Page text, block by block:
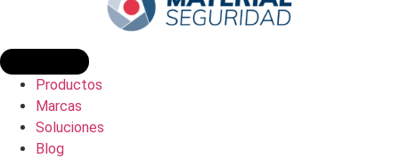
Productos
Marcas
Soluciones
Blog